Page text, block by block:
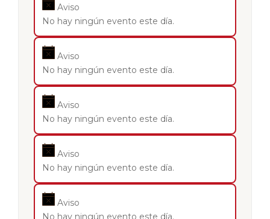
Aviso
No hay ningún evento este día.
Aviso
No hay ningún evento este día.
Aviso
No hay ningún evento este día.
Aviso
No hay ningún evento este día.
Aviso
No hay ningún evento este día.